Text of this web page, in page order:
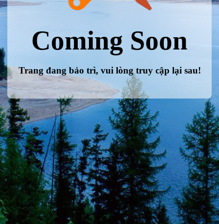
Coming Soon
Trang đang bảo trì, vui lòng truy cập lại sau!